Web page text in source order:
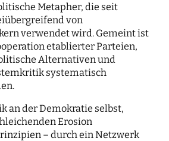
Metapher, die seit
von
verwendet wird. Gemeint ist
etablierter Parteien,
Alternativen und
systematisch
an der Demokratie selbst,
Erosion
– durch ein Netzwerk